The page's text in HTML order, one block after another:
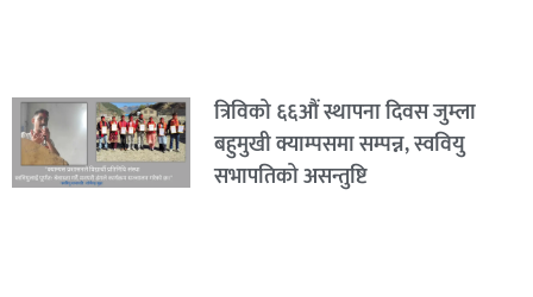
त्रिविको ६६औं स्थापना दिवस जुम्ला
बहुमुखी क्याम्पसमा सम्पन्न, स्ववियु
सभापतिको असन्तुष्टि